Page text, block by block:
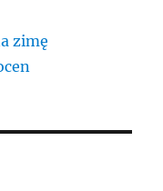
zimę